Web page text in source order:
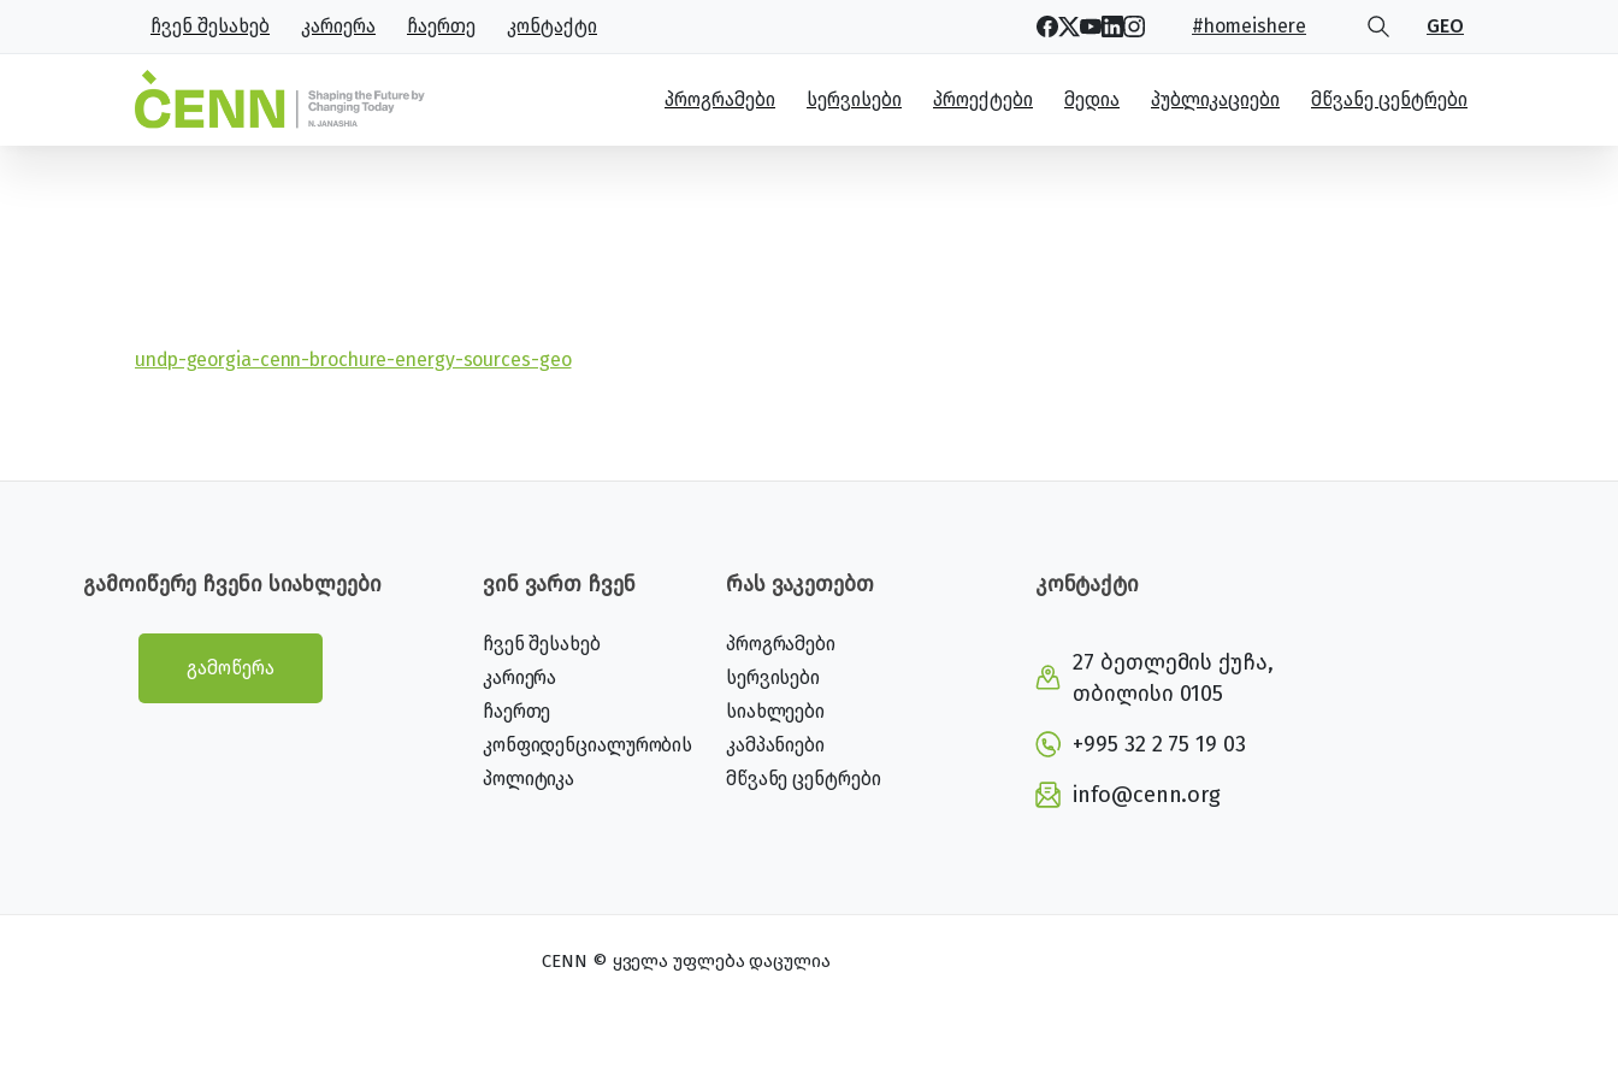
ჩვენ შესახებ კარიერა ჩაერთე კონტაქტი #homeishere GEO
ᲞᲠᲝᲒᲠᲐᲛᲔᲑᲘ ᲡᲔᲠᲕᲘᲡᲔᲑᲘ ᲞᲠᲝᲔᲥᲢᲔᲑᲘ ᲛᲔᲓᲘᲐ ᲞᲣᲑᲚᲘᲙᲐᲪᲘᲔᲑᲘ ᲛᲬᲕᲐᲜᲔ ᲪᲔᲜᲢᲠᲔᲑᲘ
undp-georgia-cenn-brochure-energy-sources-geo
გამოიწერე ჩვენი სიახლეები
გამოწერა
ვინ ვართ ჩვენ
ჩვენ შესახებ
კარიერა
ჩაერთე
კონფიდენციალურობის
პოლიტიკა
რას ვაკეთებთ
პროგრამები
სერვისები
სიახლეები
კამპანიები
მწვანე ცენტრები
კონტაქტი
27 ბეთლემის ქუჩა,
თბილისი 0105
+995 32 2 75 19 03
info@cenn.org
CENN © ყველა უფლება დაცულია